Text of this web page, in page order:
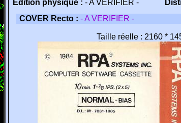
Edition physique : - A VERIFIER -
COVER Recto : - A VERIFIER -
Taille réelle : 2160 *